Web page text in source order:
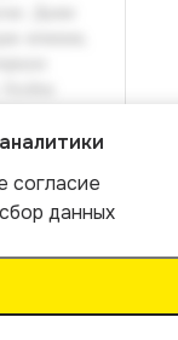
согласие
данных